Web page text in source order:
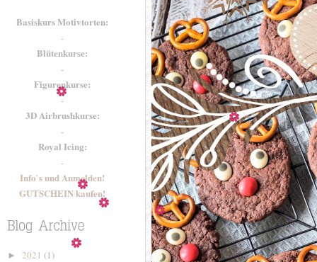
Basiskurs Motivtorten:
-
Blütenkurse:
-
Figurenkurse:
-
3D Airbrushkurse:
-
Royal Icing:
-
Info`s und Anmelden!
GUTSCHEIN kaufen!
► 2021 (1)